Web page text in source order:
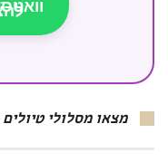
מצאו מסלולי טיולים